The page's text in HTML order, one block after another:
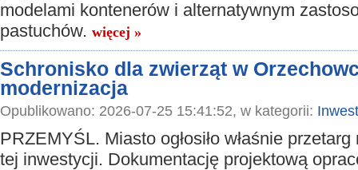
modelami kontenerów i alternatywnym
pastuchów. więcej »
Schronisko dla zwierząt w
modernizacja
Opublikowano: 2026-07-25 15:41:52, w kategorii:
PRZEMYŚL. Miasto ogłosiło właśnie
tej inwestycji. Dokumentację projektową